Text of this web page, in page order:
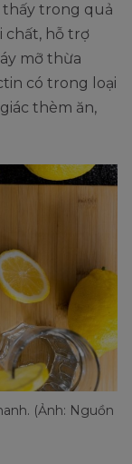
thấy trong quả
chất, hỗ trợ
mỡ thừa
có trong loại
thèm ăn,
(Ảnh: Nguồn